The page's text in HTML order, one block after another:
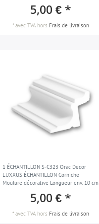
5,00 € *
*avec TVAhors Frais de livraison
1 ÉCHANTILLON S-C323 Orac Decor
LUXXUS ÉCHANTILLON Corniche
Moulure décorative Longueur env. 10 cm
5,00 € *
*avec TVAhors Frais de livraison